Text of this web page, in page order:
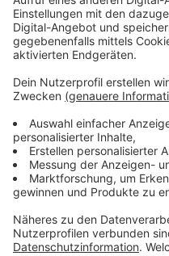
Händler weiterhin und
alles Organisatorische,
um den Wochenmarkt
Händler und
interessierte Händler
Marktes
Wochen zu testen.
unter Tel. (02596) 917
Der Nordkirchener
von 8 bis 13 Uhr im